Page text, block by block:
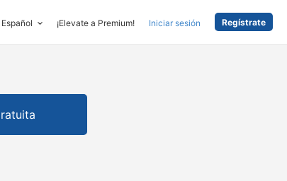
Español ¡Elevate a Premium! Iniciar sesión Regístrate